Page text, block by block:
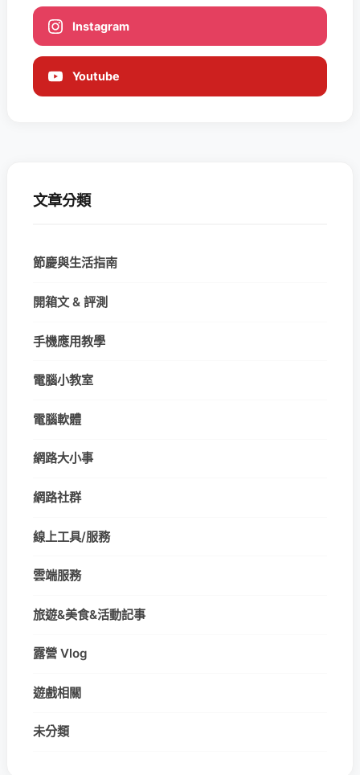
Instagram
Youtube
文章分類
節慶與生活指南
開箱文 & 評測
手機應用教學
電腦小教室
電腦軟體
網路大小事
網路社群
線上工具/服務
雲端服務
旅遊&美食&活動記事
露營 Vlog
遊戲相關
未分類